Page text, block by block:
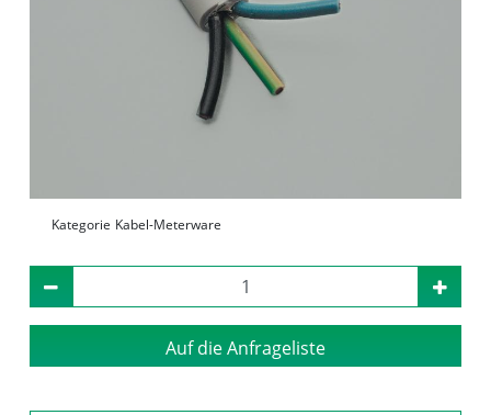
Kategorie Kabel-Meterware
Auf die Anfrageliste